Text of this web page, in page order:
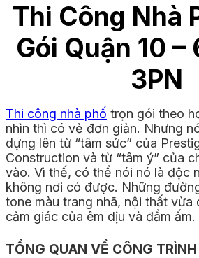
Thi Công Nhà
Gói Quận 10 –
3PN
Thi công nhà phố trọn gói theo
nhìn thì có vẻ đơn giản. Nhưng
dựng lên từ “tâm sức” của
Construction và từ “tâm ý” của
vào. Vì thế, có thể nói nó là độc
không nơi có được. Những
tone màu trang nhã, nội thất vừa
cảm giác của êm dịu và đầm ấm.
TỔNG QUAN VỀ CÔNG TRÌNH